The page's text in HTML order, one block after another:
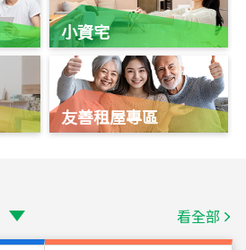
小資宅
友善租屋專區
看全部